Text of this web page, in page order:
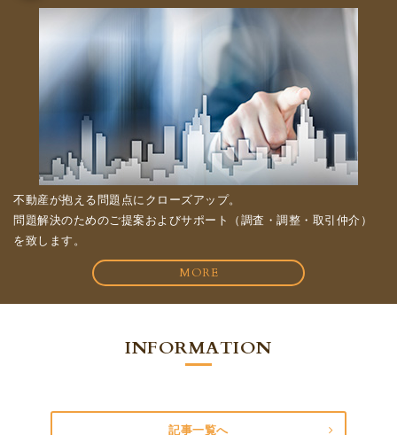
不動産が抱える問題点にクローズアップ。
問題解決のためのご提案およびサポート（調査・調整・取引仲介）
を致します。
MORE
INFORMATION
記事一覧へ